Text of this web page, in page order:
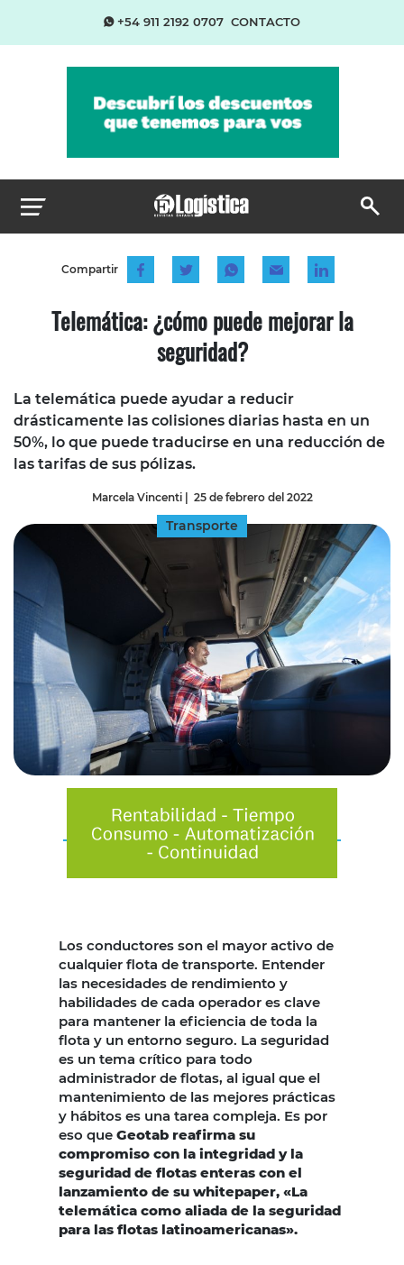
+54 911 2192 0707 CONTACTO
Compartir
Telemática: ¿cómo puede mejorar la
seguridad?
La telemática puede ayudar a reducir
drásticamente las colisiones diarias hasta en un
50%, lo que puede traducirse en una reducción de
las tarifas de sus pólizas.
Marcela Vincenti| 25 de febrero del 2022
Transporte
Los conductores son el mayor activo de
cualquier flota de transporte. Entender
las necesidades de rendimiento y
habilidades de cada operador es clave
para mantener la eficiencia de toda la
flota y un entorno seguro. La seguridad
es un tema crítico para todo
administrador de flotas, al igual que el
mantenimiento de las mejores prácticas
y hábitos es una tarea compleja. Es por
eso que Geotab reafirma su
compromiso con la integridad y la
seguridad de flotas enteras con el
lanzamiento de su whitepaper, «La
telemática como aliada de la seguridad
para las flotas latinoamericanas».